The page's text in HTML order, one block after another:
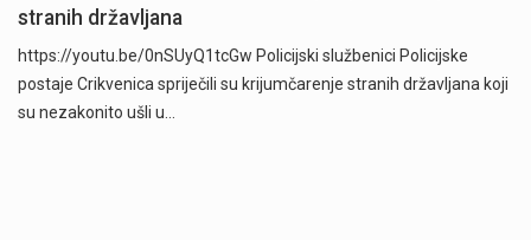
stranih državljana
https://youtu.be/0nSUyQ1tcGw Policijski službenici Policijske
postaje Crikvenica spriječili su krijumčarenje stranih državljana koji
su nezakonito ušli u…